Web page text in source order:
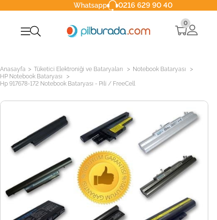
Whatsapp 0216 629 90 40
0
Anasayfa > Tüketici Elektroniği ve Bataryaları > Notebook Bataryası >
HP Notebook Bataryası >
Hp 917678-172 Notebook Bataryası - Pili / FreeCell